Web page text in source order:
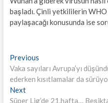
başladı. Çinli yetkililerin
paylaşacağı konusunda ise
Yazı
gezinmesi
PreviousPrevious
post:
Vaka sayıları Avrupa’yı
ederken kısıtlamalar da
NextNext
post:
Süper Lig’de 21.hafta…